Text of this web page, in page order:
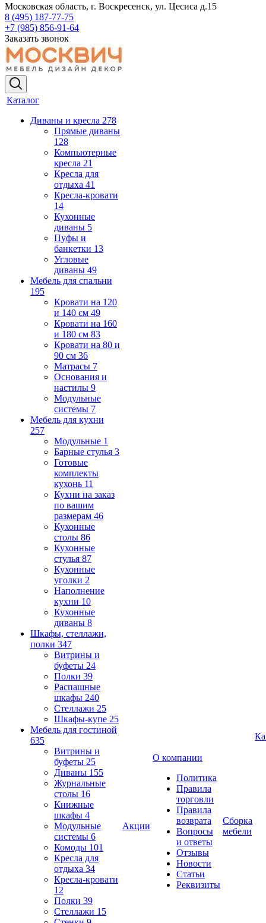
Московская область, г. Воскресенск, ул. Цесиса д.15
8 (495) 187-77-75
+7 (985) 856-91-64
Заказать звонок
Каталог
Диваны и кресла 278
Прямые диваны
128
Компьютерные
кресла 21
Кресла для
отдыха 41
Кресла-кровати
14
Кухонные
диваны 5
Пуфы и
банкетки 13
Угловые
диваны 49
Мебель для спальни
195
Кровати на 120
и 140 см 49
Кровати на 160
и 180 см 83
Кровати на 80 и
90 см 36
Матрасы 7
Основания и
настилы 9
Модульные
системы 7
Мебель для кухни
257
Модульные 1
Барные стулья 3
Готовые
комплекты
кухонь 11
Кухни на заказ
по вашим
размерам 46
Кухонные
столы 86
Кухонные
стулья 87
Кухонные
уголки 2
Наполнение
кухни 10
Кухонные
диваны 8
Шкафы, стеллажи,
полки 347
Витрины и
буфеты 24
Полки 39
Распашные
шкафы 240
Стеллажи 25
Шкафы-купе 25
Мебель для гостиной
635
Витрины и
буфеты 25
Диваны 155
Журнальные
столы 16
Книжные
шкафы 4
Модульные
системы 6
Комоды 101
Кресла для
отдыха 34
Кресла-кровати
12
Полки 39
Стеллажи 15
Акции
О компании
Политика
Правила
торговли
Правила
возврата
Вопросы
и ответы
Отзывы
Новости
Статьи
Реквизиты
Сборка
мебели